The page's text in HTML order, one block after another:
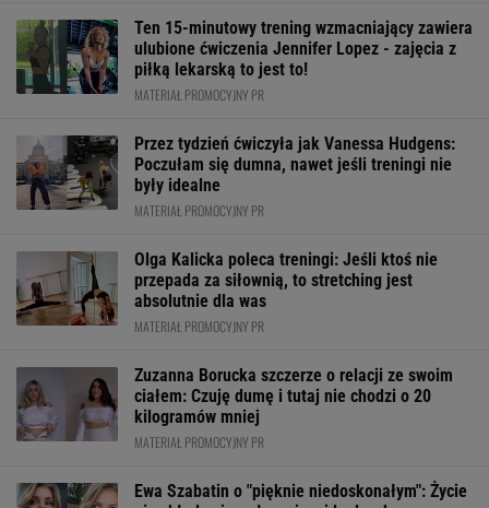
Ten 15-minutowy trening wzmacniający zawiera
ulubione ćwiczenia Jennifer Lopez - zajęcia z
piłką lekarską to jest to!
MATERIAŁ PROMOCYJNY PR
Przez tydzień ćwiczyła jak Vanessa Hudgens:
Poczułam się dumna, nawet jeśli treningi nie
były idealne
MATERIAŁ PROMOCYJNY PR
Olga Kalicka poleca treningi: Jeśli ktoś nie
przepada za siłownią, to stretching jest
absolutnie dla was
MATERIAŁ PROMOCYJNY PR
Zuzanna Borucka szczerze o relacji ze swoim
ciałem: Czuję dumę i tutaj nie chodzi o 20
kilogramów mniej
MATERIAŁ PROMOCYJNY PR
Ewa Szabatin o "pięknie niedoskonałym": Życie